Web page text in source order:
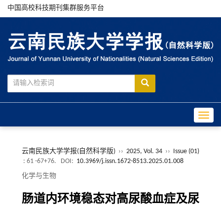
中国高校科技期刊集群服务平台
云南民族大学学报(自然科学版) ›› 2025, Vol. 34 ›› Issue (01)
: 61 -67+76.
DOI: 10.3969/j.issn.1672-8513.2025.01.008
化学与生物
肠道内环境稳态对高尿酸血症及尿